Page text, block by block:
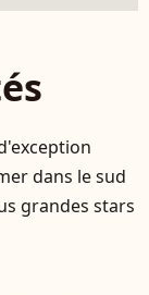
dans le sud
grandes stars